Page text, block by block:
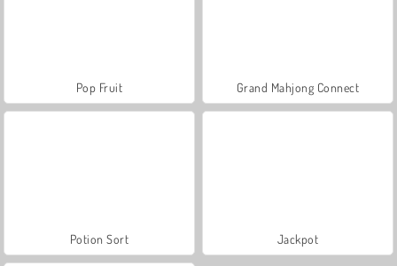
Pop Fruit Grand Mahjong Connect
Potion Sort Jackpot